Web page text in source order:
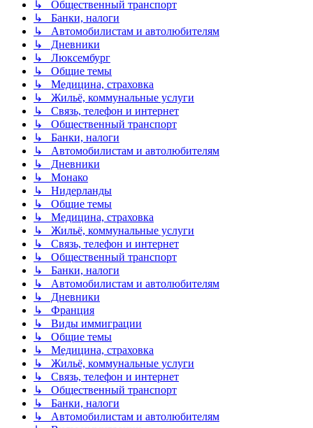
↳ Общественный транспорт
↳ Банки, налоги
↳ Автомобилистам и автолюбителям
↳ Дневники
↳ Люксембург
↳ Общие темы
↳ Медицина, страховка
↳ Жильё, коммунальные услуги
↳ Связь, телефон и интернет
↳ Общественный транспорт
↳ Банки, налоги
↳ Автомобилистам и автолюбителям
↳ Дневники
↳ Монако
↳ Нидерланды
↳ Общие темы
↳ Медицина, страховка
↳ Жильё, коммунальные услуги
↳ Связь, телефон и интернет
↳ Общественный транспорт
↳ Банки, налоги
↳ Автомобилистам и автолюбителям
↳ Дневники
↳ Франция
↳ Виды иммиграции
↳ Общие темы
↳ Медицина, страховка
↳ Жильё, коммунальные услуги
↳ Связь, телефон и интернет
↳ Общественный транспорт
↳ Банки, налоги
↳ Автомобилистам и автолюбителям